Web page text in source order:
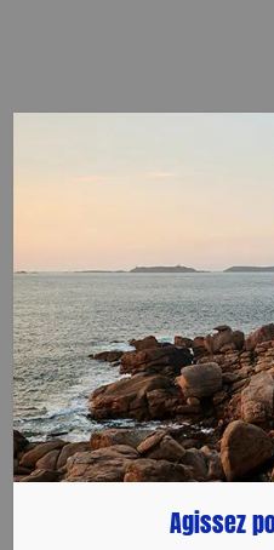
Agissez